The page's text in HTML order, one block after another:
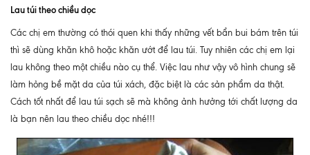
Lau túi theo chiều dọc
Các chị em thường có thói quen khi thấy những vết bẩn bui bám trên túi
thì sẽ dùng khăn khô hoặc khăn ướt để lau túi. Tuy nhiên các chị em lại
lau không theo một chiều nào cụ thể. Việc lau như vậy vô hình chung sẽ
làm hỏng bề mặt da của túi xách, đặc biệt là các sản phẩm da thật.
Cách tốt nhất để lau túi sạch sẽ mà không ảnh hưởng tới chất lượng da
là bạn nên lau theo chiều dọc nhé!!!